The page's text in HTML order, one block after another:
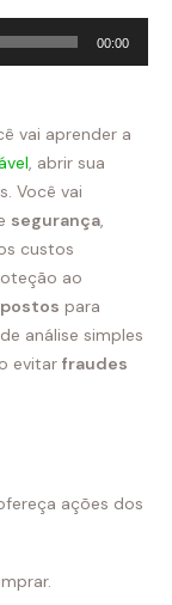
00:00
vai aprender a
, abrir sua
Você vai
segurança,
custos
ao
para
análise simples
evitar fraudes
ações dos